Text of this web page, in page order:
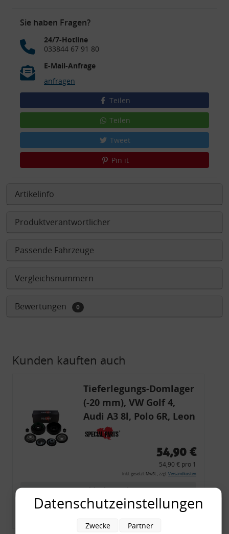
Sie haben Fragen?
24/7-Hotline
033844 67 91 80
E-Mail-Anfrage
anfragen
Teilen
Teilen
Tweet
Pin it
Artikelinfo
Produktverantwortlicher
Passende Fahrzeuge
Vergleichsnummern
Bewertungen 0
Kunden kauften auch
Tieferlegungs-Domlager
(-20 mm), VW Golf 4,
Audi A3 8l, Polo 6R, Leon
54,90 €
54,90 € pro 1
inkl. gesetzl. MwSt., zzgl. Versandkosten
Merkzettel
Zum Artikel
Datenschutzeinstellungen
Zwecke Partner